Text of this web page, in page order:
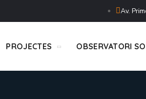
Av.
PROJECTES OBSERVATORI